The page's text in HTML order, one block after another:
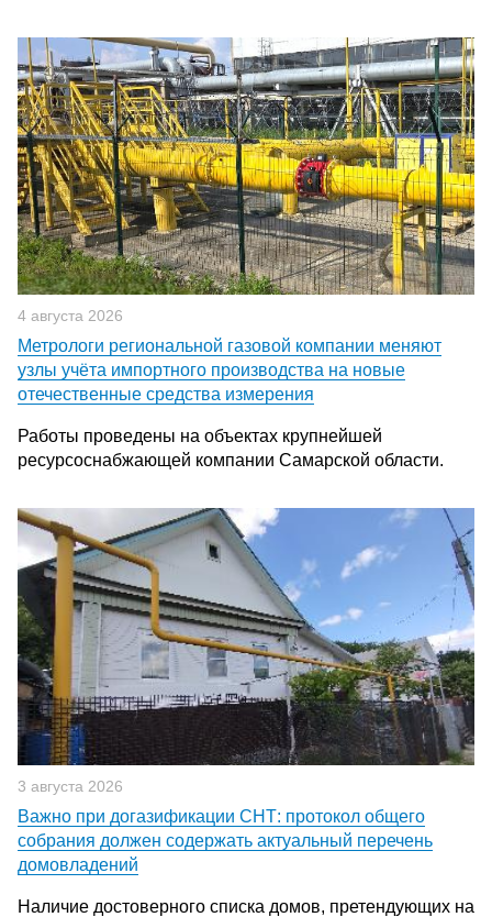
4 августа 2026
Метрологи региональной газовой компании меняют
узлы учёта импортного производства на новые
отечественные средства измерения
Работы проведены на объектах крупнейшей
ресурсоснабжающей компании Самарской области.
3 августа 2026
Важно при догазификации СНТ: протокол общего
собрания должен содержать актуальный перечень
домовладений
Наличие достоверного списка домов, претендующих на